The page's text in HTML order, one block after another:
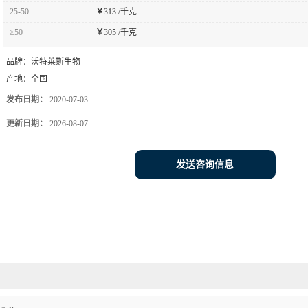
25-50 ￥313 /千克
≥50 ￥305 /千克
品牌： 沃特莱斯生物
产地： 全国
发布日期： 2020-07-03
更新日期： 2026-08-07
发送咨询信息